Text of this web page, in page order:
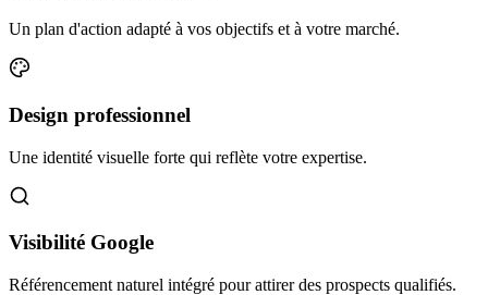
Un plan d'action adapté à vos objectifs et à votre marché.
Design professionnel
Une identité visuelle forte qui reflète votre expertise.
Visibilité Google
Référencement naturel intégré pour attirer des prospects qualifiés.